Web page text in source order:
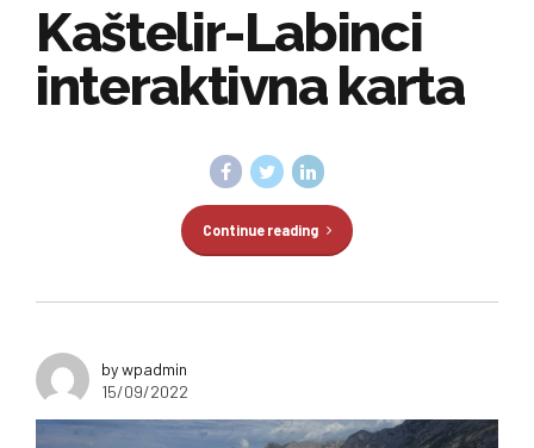
Kaštelir-Labinci
interaktivna karta
Continue reading
by wpadmin
15/09/2022